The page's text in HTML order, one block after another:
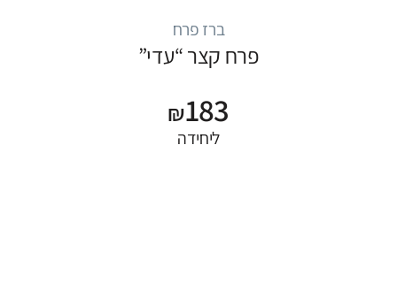
ברז פרח
פרח קצר “עדי”
₪183
ליחידה